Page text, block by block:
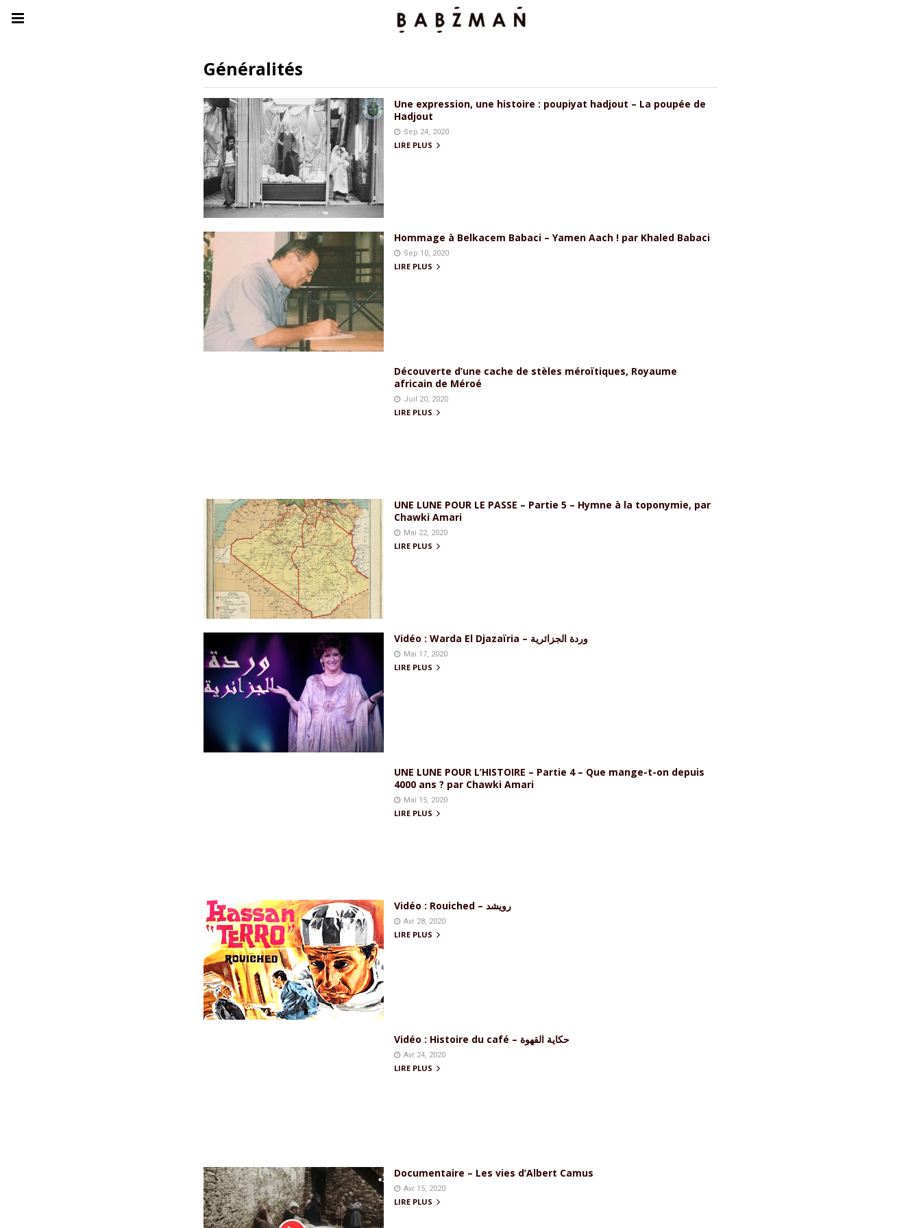
Généralités
Une expression, une histoire : poupiyat hadjout – La poupée de
Hadjout
Sep 24, 2020
LIRE PLUS
Hommage à Belkacem Babaci – Yamen Aach ! par Khaled Babaci
Sep 10, 2020
LIRE PLUS
Découverte d’une cache de stèles méroïtiques, Royaume
africain de Méroé
Juil 20, 2020
LIRE PLUS
UNE LUNE POUR LE PASSE – Partie 5 – Hymne à la toponymie, par
Chawki Amari
Mai 22, 2020
LIRE PLUS
Vidéo : Warda El Djazaïria – وردة الجزائرية
Mai 17, 2020
LIRE PLUS
UNE LUNE POUR L’HISTOIRE – Partie 4 – Que mange-t-on depuis
4000 ans ? par Chawki Amari
Mai 15, 2020
LIRE PLUS
Vidéo : Rouiched – رويشد
Avr 28, 2020
LIRE PLUS
Vidéo : Histoire du café – حكاية القهوة
Avr 24, 2020
LIRE PLUS
Documentaire – Les vies d’Albert Camus
Avr 15, 2020
LIRE PLUS